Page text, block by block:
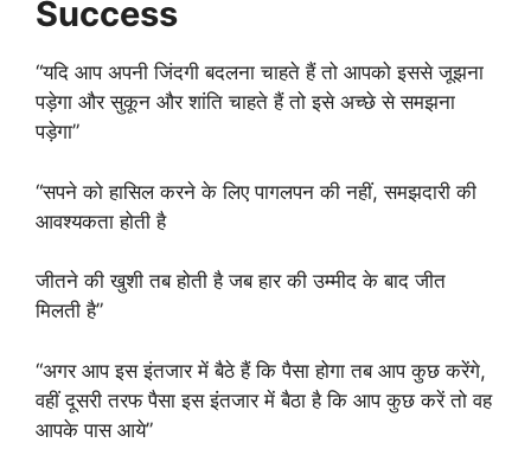
Success
“यदि आप अपनी जिंदगी बदलना चाहते हैं तो आपको इससे जूझना
पड़ेगा और सुकून और शांति चाहते हैं तो इसे अच्छे से समझना
पड़ेगा”
“सपने को हासिल करने के लिए पागलपन की नहीं, समझदारी की
आवश्यकता होती है
जीतने की खुशी तब होती है जब हार की उम्मीद के बाद जीत
मिलती है”
“अगर आप इस इंतजार में बैठे हैं कि पैसा होगा तब आप कुछ करेंगे,
वहीं दूसरी तरफ पैसा इस इंतजार में बैठा है कि आप कुछ करें तो वह
आपके पास आये”